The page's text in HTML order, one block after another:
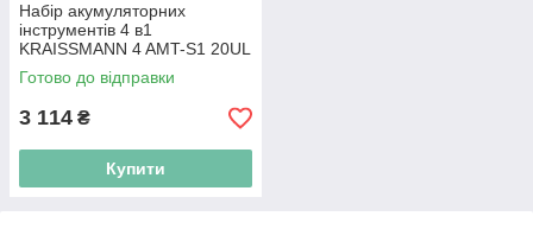
Набір акумуляторних
інструментів 4 в1
KRAISSMANN 4 AMT-S1 20UL
_ акумуляторний
мультиінструмент
Готово до відправки
3 114 ₴
Купити